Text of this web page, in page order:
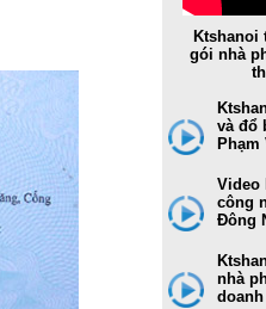
Thi công
các công
Ktshanoi
gói nhà
và đổ
Phạm
Video
công
Đông
nhà
doanh